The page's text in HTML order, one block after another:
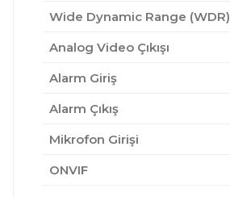
Wide Dynamic Range (WDR)
Analog Video Çıkışı
Alarm Giriş
Alarm Çıkış
Mikrofon Girişi
ONVIF